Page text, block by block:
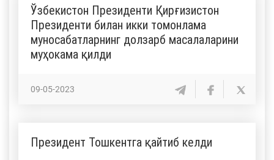
Ўзбекистон Президенти Қирғизистон
Президенти билан икки томонлама
муносабатларнинг долзарб масалаларини
муҳокама қилди
09-05-2023
Президент Тошкентга қайтиб келди